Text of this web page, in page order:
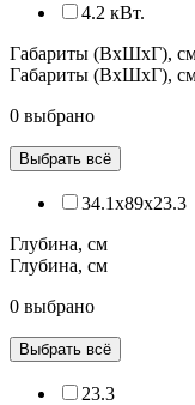
4.2 кВт.
Габариты (ВхШхГ),
Габариты (ВхШхГ),
0 выбрано
Выбрать всё
34.1x89x23.3
Глубина, см
Глубина, см
0 выбрано
Выбрать всё
23.3